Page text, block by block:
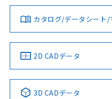
ダウンロードデータをご利用
みください。
ソフトウェアの使用条件
対応済み
中国 RoHS 注意事項・凡例
LR型式承認
（イギリス
船舶規格）
DNV型式承認
（ノルウェー
No No
カタログ/データシート/
2D CADデータ
3D CADデータ